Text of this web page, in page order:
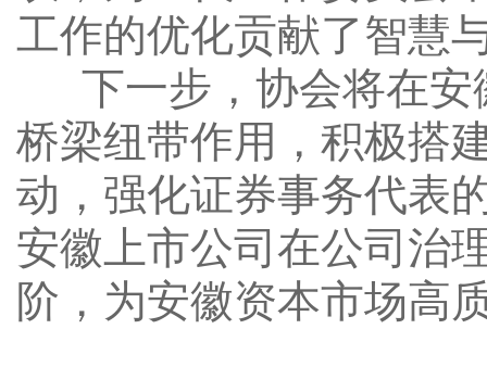
工作的优化贡献了智慧
下一步，协会将在安
桥梁纽带作用，积极搭
动，强化证券事务代表
安徽上市公司在公司治
阶，为安徽资本市场高